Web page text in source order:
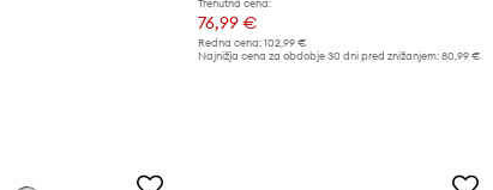
Trenutna cena:
76,99 €
Redna cena: 102,99 €
Najnižja cena za obdobje 30 dni pred znižanjem: 80,99 €